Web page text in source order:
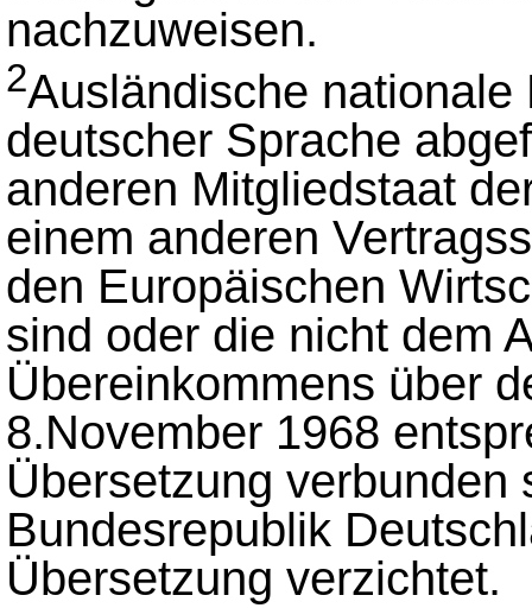
nachzuweisen.
2Ausländische
deutscher Sprache
anderen Mitgliedstaat
einem anderen
den Europäischen
sind oder die nicht dem
Übereinkommens über
8.November 1968
Übersetzung verbunden
Bundesrepublik
Übersetzung verzichtet.